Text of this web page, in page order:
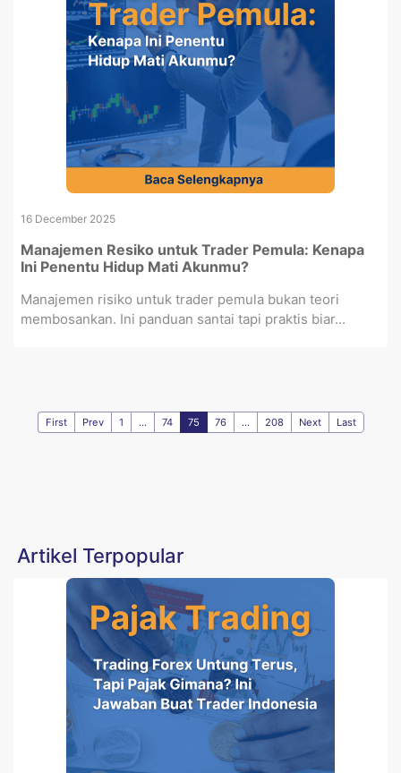
16 December 2025
Manajemen Resiko untuk Trader Pemula: Kenapa
Ini Penentu Hidup Mati Akunmu?
Manajemen risiko untuk trader pemula bukan teori
membosankan. Ini panduan santai tapi praktis biar...
First Prev 1 ... 74 75 76 ... 208 Next Last
Artikel Terpopular